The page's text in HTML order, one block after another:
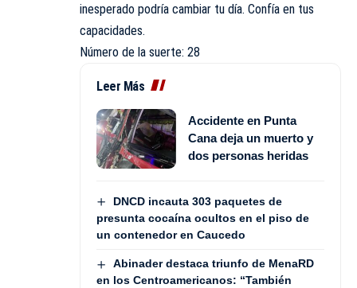
inesperado podría cambiar tu día. Confía en tus
capacidades.
Número de la suerte: 28
Leer Más
Accidente en Punta
Cana deja un muerto y
dos personas heridas
DNCD incauta 303 paquetes de
presunta cocaína ocultos en el piso de
un contenedor en Caucedo
Abinader destaca triunfo de MenaRD
en los Centroamericanos: “También